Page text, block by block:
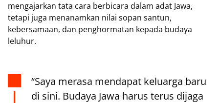
mengajarkan tata cara berbicara dalam adat Jawa,
tetapi juga menanamkan nilai sopan santun,
kebersamaan, dan penghormatan kepada budaya
leluhur.
‎“Saya merasa mendapat keluarga baru
di sini. Budaya Jawa harus terus dijaga